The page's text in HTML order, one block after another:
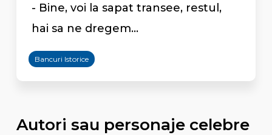
- Bine, voi la sapat transee, restul,
hai sa ne dregem...
Bancuri Istorice
Autori sau personaje celebre